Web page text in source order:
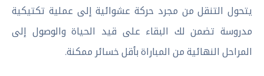
يتحول التنقل من مجرد حركة عشوائية إلى عملية تكتيكية
مدروسة تضمن لك البقاء على قيد الحياة والوصول إلى
المراحل النهائية من المباراة بأقل خسائر ممكنة.